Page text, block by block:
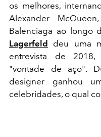
os melhores,
Alexander
Balenciaga ao longo
Lagerfeld
deu uma
entrevista de 2018,
"vontade de aço".
designer ganhou
celebridades, o qual